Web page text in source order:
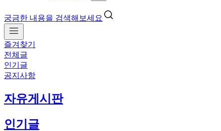
궁금한 내용을 검색해보세요
즐겨찾기
전체글
인기글
공지사항
자유게시판
인기글